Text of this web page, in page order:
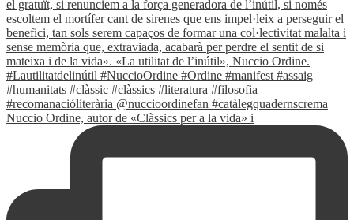
Nuccio Ordine, autor de «Clàssics per a la vida» i